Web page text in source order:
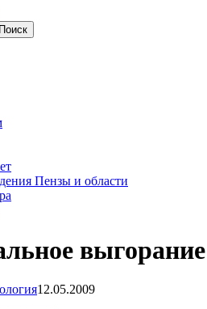
Пензы и области
12.05.2009